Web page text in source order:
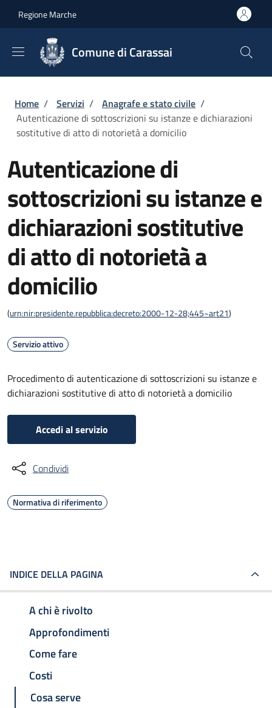
Regione Marche
Comune di Carassai
Briciole di pane
Home / Servizi / Anagrafe e stato civile /
Autenticazione di sottoscrizioni su istanze e dichiarazioni
sostitutive di atto di notorietà a domicilio
Autenticazione di
sottoscrizioni su istanze e
dichiarazioni sostitutive
di atto di notorietà a
domicilio
(urn:nir:presidente.repubblica:decreto:2000-12-28;445~art21)
Servizio attivo
Procedimento di autenticazione di sottoscrizioni su istanze e
dichiarazioni sostitutive di atto di notorietà a domicilio
Accedi al servizio
Condividi
Normativa di riferimento
INDICE DELLA PAGINA
A chi è rivolto
Approfondimenti
Come fare
Costi
Cosa serve